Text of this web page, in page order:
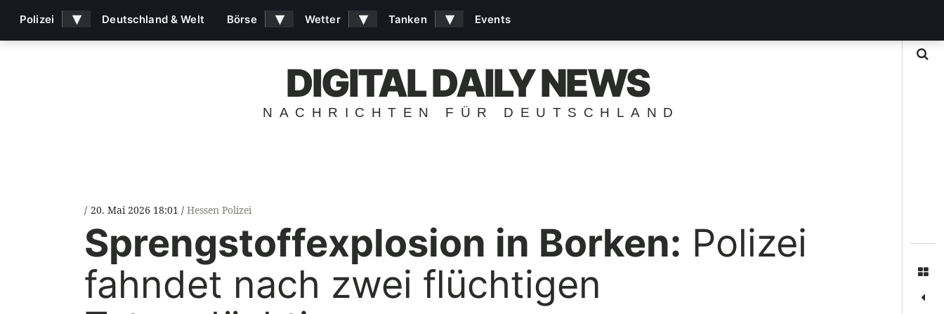
DIGITAL DAILY NEWS
NACHRICHTEN FÜR DEUTSCHLAND
20. Mai 2026 18:01 Hessen Polizei
Sprengstoffexplosion in Borken: Polizei
fahndet nach zwei flüchtigen
Polizei ▾ Deutschland & Welt Börse ▾ Wetter ▾ Tanken ▾ Events